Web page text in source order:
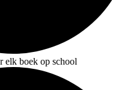
elk boek op school